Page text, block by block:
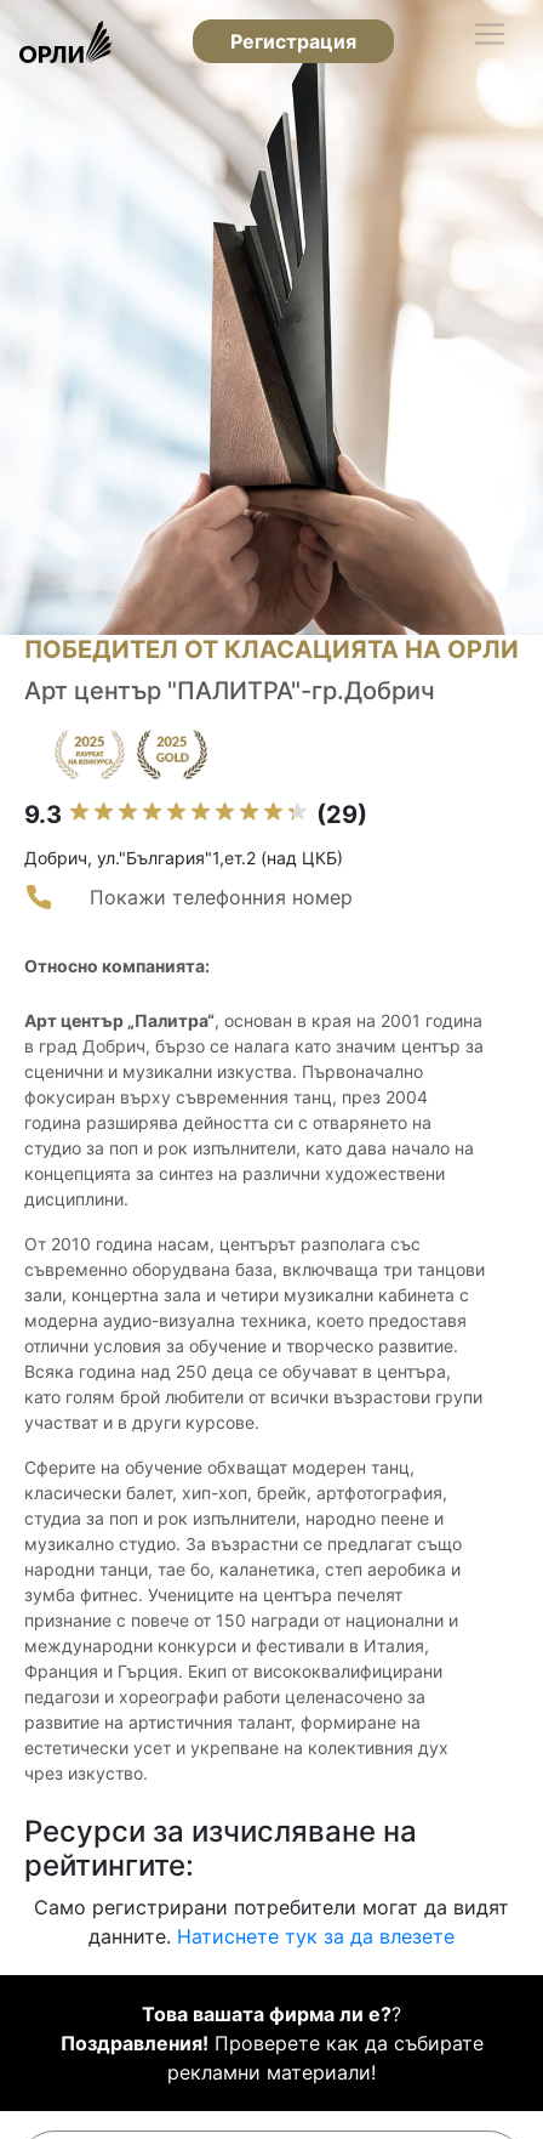
Регистрация
ПОБЕДИТЕЛ ОТ КЛАСАЦИЯТА НА ОРЛИ
Арт център "ПАЛИТРА"-гр.Добрич
9.3 (29)
Добрич, ул."България"1,ет.2 (над ЦКБ)
Покажи телефонния номер
Относно компанията:
Арт център „Палитра“, основан в края на 2001 година
в град Добрич, бързо се налага като значим център за
сценични и музикални изкуства. Първоначално
фокусиран върху съвременния танц, през 2004
година разширява дейността си с отварянето на
студио за поп и рок изпълнители, като дава начало на
концепцията за синтез на различни художествени
дисциплини.
От 2010 година насам, центърът разполага със
съвременно оборудвана база, включваща три танцови
зали, концертна зала и четири музикални кабинета с
модерна аудио-визуална техника, което предоставя
отлични условия за обучение и творческо развитие.
Всяка година над 250 деца се обучават в центъра,
като голям брой любители от всички възрастови групи
участват и в други курсове.
Сферите на обучение обхващат модерен танц,
класически балет, хип-хоп, брейк, артфотография,
студиа за поп и рок изпълнители, народно пеене и
музикално студио. За възрастни се предлагат също
народни танци, тае бо, каланетика, степ аеробика и
зумба фитнес. Учениците на центъра печелят
признание с повече от 150 награди от национални и
международни конкурси и фестивали в Италия,
Франция и Гърция. Екип от висококвалифицирани
педагози и хореографи работи целенасочено за
развитие на артистичния талант, формиране на
естетически усет и укрепване на колективния дух
чрез изкуство.
Ресурси за изчисляване на
рейтингите:
Само регистрирани потребители могат да видят
данните. Натиснете тук за да влезете
Това вашата фирма ли е??
Поздравления! Проверете как да събирате
рекламни материали!